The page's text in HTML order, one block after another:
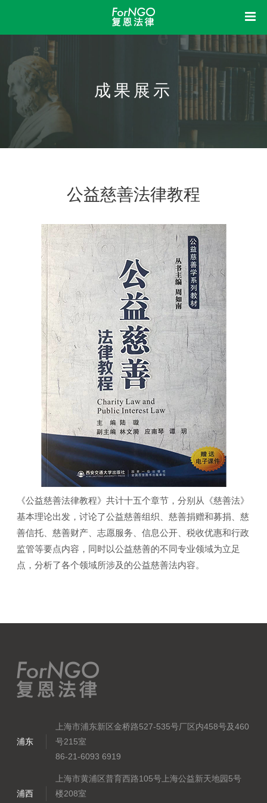
复恩
关于我们
组织架构
机构制度
信息公开
业务活动
荣誉资质
洞察
我想
法律体检
法律咨询
法律培训
加入我们
EN
成果展示
公益慈善法律教程
《公益慈善法律教程》共计十五个章节，分别从《慈善法》
基本理论出发，讨论了公益慈善组织、慈善捐赠和募捐、慈
善信托、慈善财产、志愿服务、信息公开、税收优惠和行政
监管等要点内容，同时以公益慈善的不同专业领域为立足
点，分析了各个领域所涉及的公益慈善法内容。
浦东
上海市浦东新区金桥路527-535号厂区内458号及460
号215室
86-21-6093 6919
浦西
上海市黄浦区普育西路105号上海公益新天地园5号
楼208室